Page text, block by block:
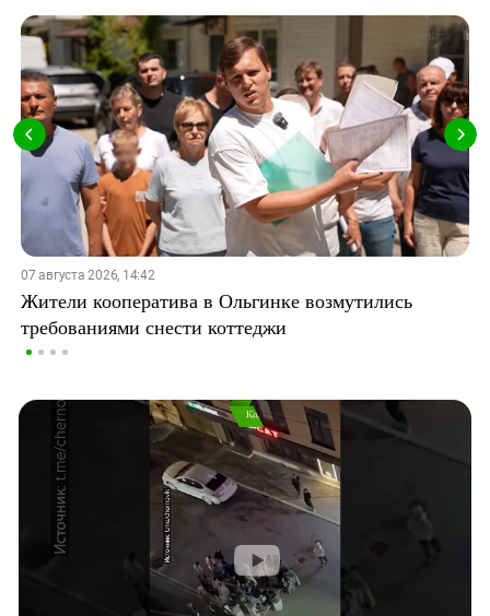
07 августа 2026, 14:42
Жители кооператива в Ольгинке возмутились
требованиями снести коттеджи